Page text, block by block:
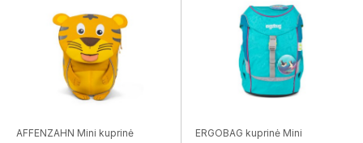
AFFENZAHN Mini kuprinė ERGOBAG kuprinė Mini